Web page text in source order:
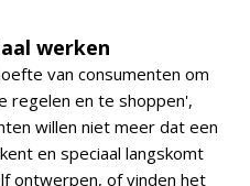
werken
van consumenten om
regelen en te shoppen',
willen niet meer dat een
en speciaal langskomt
ontwerpen, of vinden het